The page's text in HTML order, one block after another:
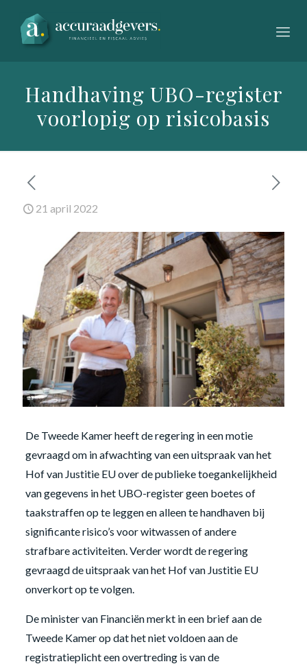
Handhaving UBO-register
voorlopig op risicobasis
21 april 2022
De Tweede Kamer heeft de regering in een motie
gevraagd om in afwachting van een uitspraak van het
Hof van Justitie EU over de publieke toegankelijkheid
van gegevens in het UBO-register geen boetes of
taakstraffen op te leggen en alleen te handhaven bij
significante risico’s voor witwassen of andere
strafbare activiteiten. Verder wordt de regering
gevraagd de uitspraak van het Hof van Justitie EU
onverkort op te volgen.
De minister van Financiën merkt in een brief aan de
Tweede Kamer op dat het niet voldoen aan de
registratieplicht een overtreding is van de